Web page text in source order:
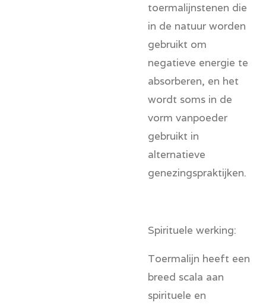
toermalijnstenen die
in de natuur worden
gebruikt om
negatieve energie te
absorberen, en het
wordt soms in de
vorm vanpoeder
gebruikt in
alternatieve
genezingspraktijken.
Spirituele werking:
Toermalijn heeft een
breed scala aan
spirituele en